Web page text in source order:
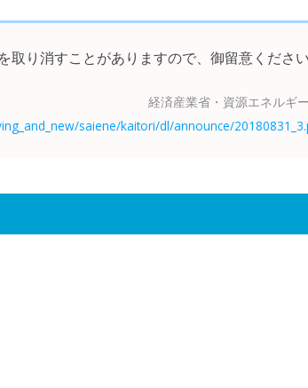
取り消すことがありますので、御留意くださ
経済産業省・資源エネルギ
saiene/kaitori/dl/announce/